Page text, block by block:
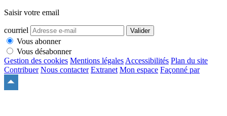
Saisir votre email
courriel Valider
Vous abonner
Vous désabonner
Gestion des cookies Mentions légales Accessibilités Plan du site
Contribuer Nous contacter Extranet Mon espace Façonné par